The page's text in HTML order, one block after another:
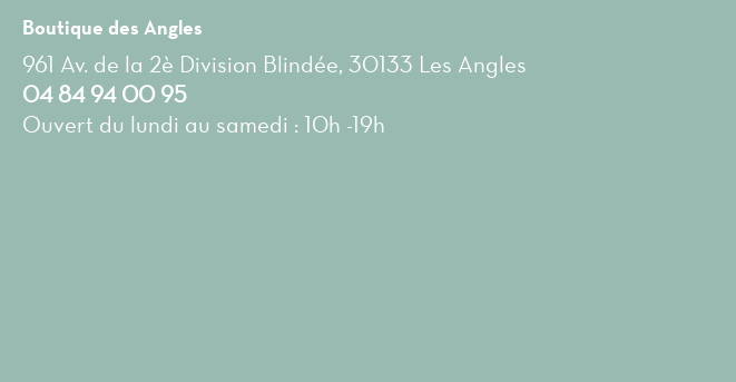
Boutique des Angles
961 Av. de la 2è Division Blindée, 30133 Les Angles
04 84 94 00 95
Ouvert du lundi au samedi : 10h -19h